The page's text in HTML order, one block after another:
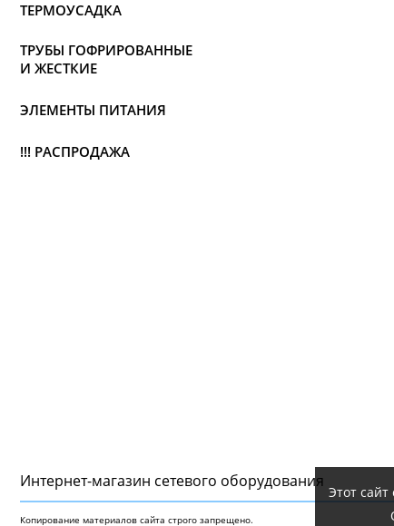
ТЕРМОУСАДКА
ТРУБЫ ГОФРИРОВАННЫЕ
И ЖЕСТКИЕ
ЭЛЕМЕНТЫ ПИТАНИЯ
!!! РАСПРОДАЖА
Интернет-магазин сетeвого оборудования
Копирование материалов сайта строго запрещено.
Этот